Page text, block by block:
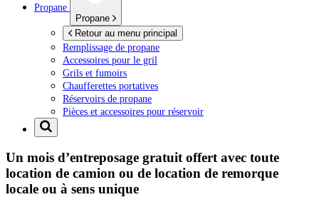
Propane
Propane
Retour au menu principal
Remplissage de propane
Accessoires pour le gril
Grils et fumoirs
Chaufferettes portatives
Réservoirs de propane
Pièces et accessoires pour réservoir
Un mois d’entreposage gratuit offert avec toute
location de camion ou de location de remorque
locale ou à sens unique